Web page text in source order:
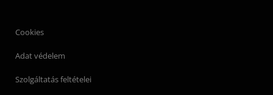
Cookies
Adat védelem
Szolgáltatás feltételei